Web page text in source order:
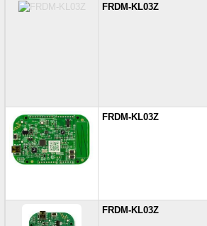
FRDM-KL03Z
FRDM-KL03Z
FRDM-KL03Z